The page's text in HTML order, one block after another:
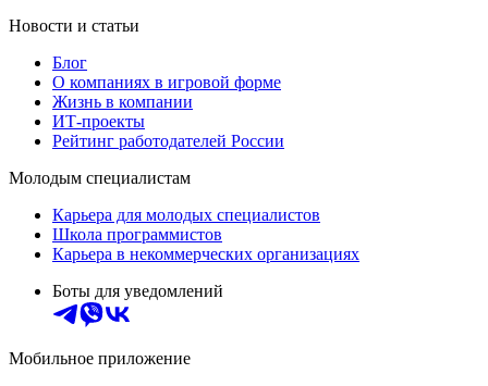
Новости и статьи
Блог
О компаниях в игровой форме
Жизнь в компании
ИТ-проекты
Рейтинг работодателей России
Молодым специалистам
Карьера для молодых специалистов
Школа программистов
Карьера в некоммерческих организациях
Боты для уведомлений
Мобильное приложение